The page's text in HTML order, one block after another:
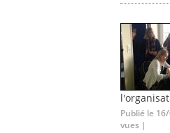
Publié le
vues |